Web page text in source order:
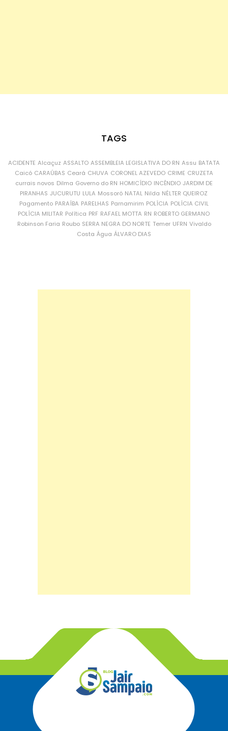
TAGS
ACIDENTE Alcaçuz ASSALTO ASSEMBLEIA LEGISLATIVA DO RN Assu BATATA
Caicó CARAÚBAS Ceará CHUVA CORONEL AZEVEDO CRIME CRUZETA
currais novos Dilma Governo do RN HOMICÍDIO INCÊNDIO JARDIM DE
PIRANHAS JUCURUTU LULA Mossoró NATAL Nilda NÉLTER QUEIROZ
Pagamento PARAÍBA PARELHAS Parnamirim POLÍCIA POLÍCIA CIVIL
POLÍCIA MILITAR Política PRF RAFAEL MOTTA RN ROBERTO GERMANO
Robinson Faria Roubo SERRA NEGRA DO NORTE Temer UFRN Vivaldo
Costa Água ÁLVARO DIAS